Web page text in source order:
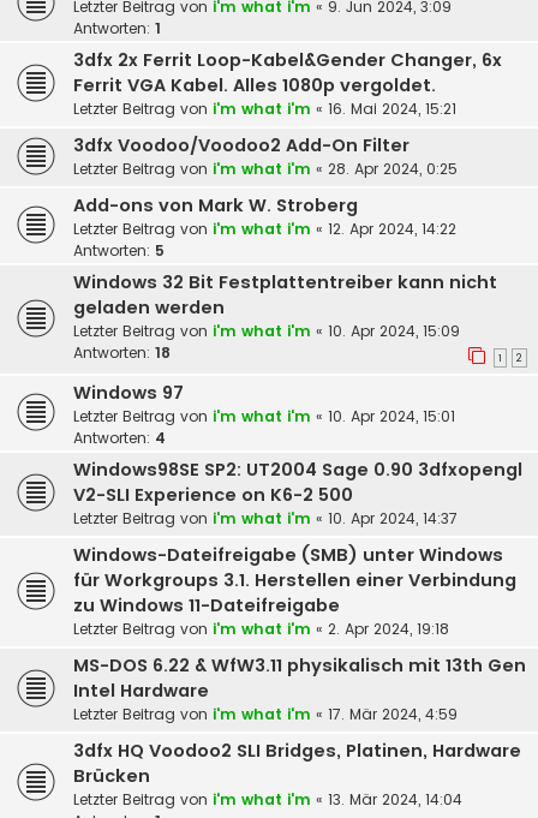
Letzter Beitrag von i'm what i'm « 9. Jun 2024, 3:09
Antworten: 1
3dfx 2x Ferrit Loop-Kabel&Gender Changer, 6x
Ferrit VGA Kabel. Alles 1080p vergoldet.
Letzter Beitrag von i'm what i'm « 16. Mai 2024, 15:21
3dfx Voodoo/Voodoo2 Add-On Filter
Letzter Beitrag von i'm what i'm « 28. Apr 2024, 0:25
Add-ons von Mark W. Stroberg
Letzter Beitrag von i'm what i'm « 12. Apr 2024, 14:22
Antworten: 5
Windows 32 Bit Festplattentreiber kann nicht
geladen werden
Letzter Beitrag von i'm what i'm « 10. Apr 2024, 15:09
Antworten: 18 1 2
Windows 97
Letzter Beitrag von i'm what i'm « 10. Apr 2024, 15:01
Antworten: 4
Windows98SE SP2: UT2004 Sage 0.90 3dfxopengl
V2-SLI Experience on K6-2 500
Letzter Beitrag von i'm what i'm « 10. Apr 2024, 14:37
Windows-Dateifreigabe (SMB) unter Windows
für Workgroups 3.1. Herstellen einer Verbindung
zu Windows 11-Dateifreigabe
Letzter Beitrag von i'm what i'm « 2. Apr 2024, 19:18
MS-DOS 6.22 & WfW3.11 physikalisch mit 13th Gen
Intel Hardware
Letzter Beitrag von i'm what i'm « 17. Mär 2024, 4:59
3dfx HQ Voodoo2 SLI Bridges, Platinen, Hardware
Brücken
Letzter Beitrag von i'm what i'm « 13. Mär 2024, 14:04